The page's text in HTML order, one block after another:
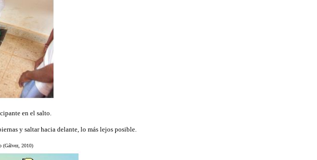
en el salto.
y saltar hacia delante, lo más lejos posible.
(Gálvez, 2010)